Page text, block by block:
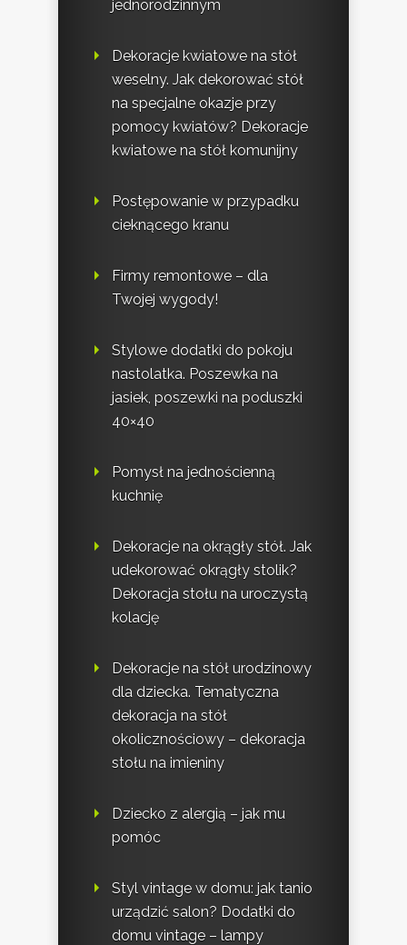
jednorodzinnym
Dekoracje kwiatowe na stół
weselny. Jak dekorować stół
na specjalne okazje przy
pomocy kwiatów? Dekoracje
kwiatowe na stół komunijny
Postępowanie w przypadku
cieknącego kranu
Firmy remontowe – dla
Twojej wygody!
Stylowe dodatki do pokoju
nastolatka. Poszewka na
jasiek, poszewki na poduszki
40×40
Pomysł na jednościenną
kuchnię
Dekoracje na okrągły stół. Jak
udekorować okrągły stolik?
Dekoracja stołu na uroczystą
kolację
Dekoracje na stół urodzinowy
dla dziecka. Tematyczna
dekoracja na stół
okolicznościowy – dekoracja
stołu na imieniny
Dziecko z alergią – jak mu
pomóc
Styl vintage w domu: jak tanio
urządzić salon? Dodatki do
domu vintage – lampy